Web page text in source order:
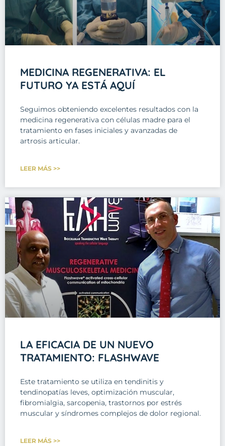
MEDICINA REGENERATIVA: EL
FUTURO YA ESTÁ AQUÍ
Seguimos obteniendo excelentes resultados con la
medicina regenerativa con células madre para el
tratamiento en fases iniciales y avanzadas de
artrosis articular.
LEER MÁS >>
LA EFICACIA DE UN NUEVO
TRATAMIENTO: FLASHWAVE
Este tratamiento se utiliza en tendinitis y
tendinopatías leves, optimización muscular,
fibromialgia, sarcopenia, trastornos por estrés
muscular y síndromes complejos de dolor regional.
LEER MÁS >>